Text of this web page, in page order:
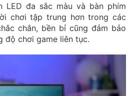
LED đa sắc màu và bàn phím
chơi tập trung hơn trong các
chắn, bền bỉ cũng đảm bảo
độ chơi game liên tục.